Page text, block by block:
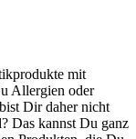
mit
Allergien oder
Dir daher nicht
Das kannst Du ganz